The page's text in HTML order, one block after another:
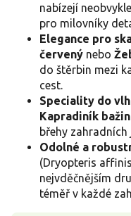
nabízejí
pro milovníky
Elegance pro
červený nebo
do štěrbin mezi
cest.
Speciality do
Kapradiník
břehy zahradních
Odolné a
(Dryopteris
nejvděčnějším
téměř v každé